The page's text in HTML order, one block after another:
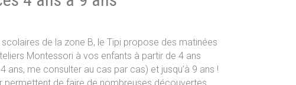
de la zone B, le Tipi propose des matinées
Montessori à vos enfants à partir de 4 ans
ans, me consulter au cas par cas) et jusqu’à 9 ans !